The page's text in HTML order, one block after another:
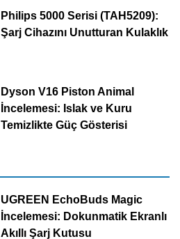
Philips 5000 Serisi (TAH5209):
Şarj Cihazını Unutturan Kulaklık
Dyson V16 Piston Animal
İncelemesi: Islak ve Kuru
Temizlikte Güç Gösterisi
UGREEN EchoBuds Magic
İncelemesi: Dokunmatik Ekranlı
Akıllı Şarj Kutusu